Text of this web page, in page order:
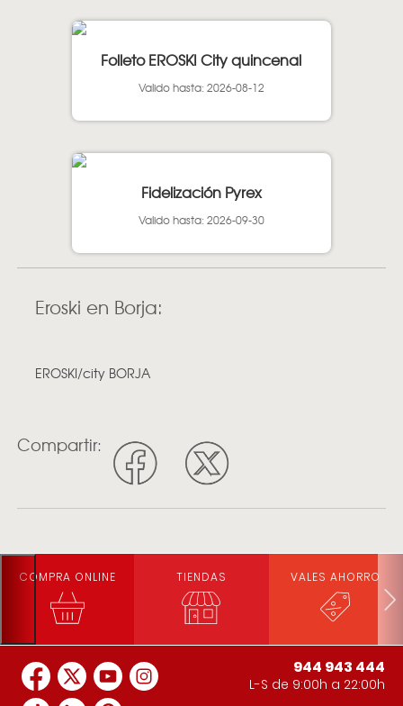
Folleto EROSKI City quincenal
Valido hasta: 2026-08-12
Fidelización Pyrex
Valido hasta: 2026-09-30
Eroski en Borja:
EROSKI/city BORJA
Compartir:
COMPRA ONLINE TIENDAS VALES AHORRO
944 943 444
L-S de 9:00h a 22:00h